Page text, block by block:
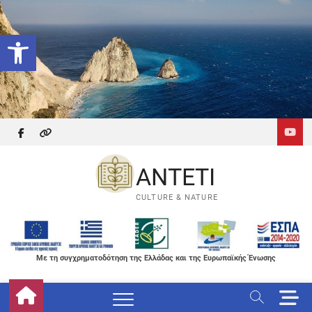
Ανοίξτε τη γραμμή εργαλείων
Skip
to
content
facebook
themefreesia
ANTETI
CULTURE & NATURE
Με τη συγχρηματοδότηση της Ελλάδας και της Ευρωπαϊκής Ένωσης
M
e